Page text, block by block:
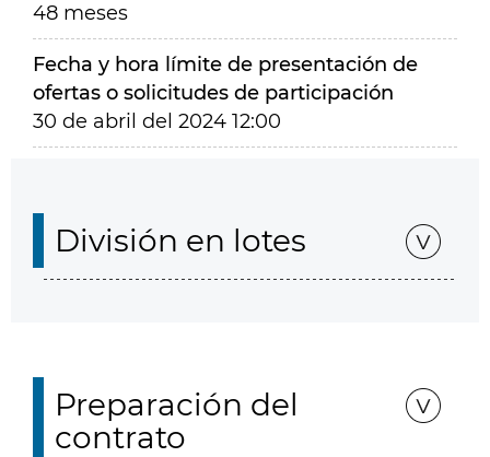
48 meses
Fecha y hora límite de presentación de
ofertas o solicitudes de participación
30 de abril del 2024 12:00
División en lotes
Preparación del
contrato